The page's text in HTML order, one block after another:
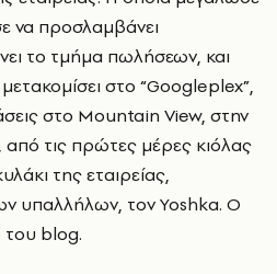
να προσλαμβάνει
το τμήμα πωλήσεων, και
στο “Googleplex”,
στο Mountain View, στην
από τις πρώτες μέρες κιόλας
της εταιρείας,
υπαλλήλων, τον Yoshka. Ο
του blog.